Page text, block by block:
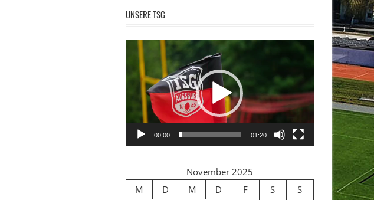
UNSERE TSG
Video-
Player
00:00 01:20
November 2025
M
D M D F S
S